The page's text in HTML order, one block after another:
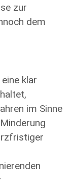
zur
dem
klar
im Sinne